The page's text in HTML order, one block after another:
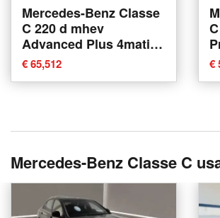
Mercedes-Benz Classe
C 220 d mhev
Advanced Plus 4matic
200cv auto nuova a
Mosciano Sant'Angelo
€ 65,512 €
Mercedes-Benz Classe C